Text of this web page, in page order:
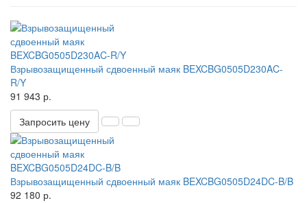
Взрывозащищенный сдвоенный маяк BEXCBG0505D230AC-
R/Y
91 943 р.
Запросить цену
Взрывозащищенный сдвоенный маяк BEXCBG0505D24DC-B/B
92 180 р.